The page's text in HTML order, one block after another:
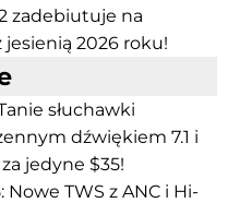
zadebiutuje na
2026 roku!
słuchawki
dźwiękiem 7.1 i
jedyne $35!
TWS z ANC i Hi-